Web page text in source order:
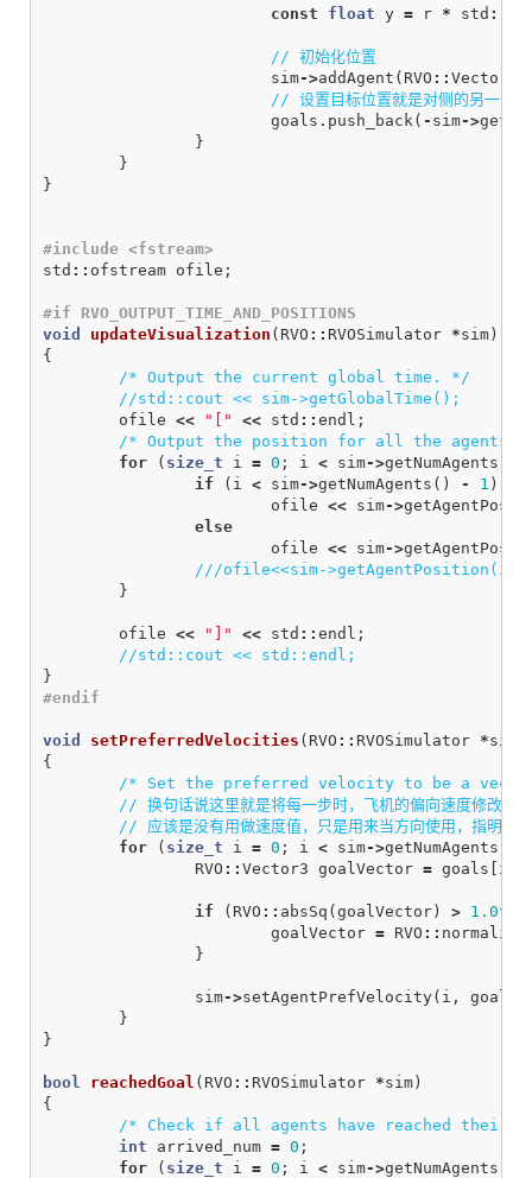
const
float y = r * std ::
// 初始化位置
sim->addAgent ( RVO :: Vector3
// 设置目标位置就是对侧的另一个
goals . push_back( - sim->
}
}
}
std :: ofstream ofile ;
void
updateVisualization ( RVO :: RVOSimulator *sim )
{
/* Output the current global time. */
//std::cout << sim->getGlobalTime();
ofile << "[" << std :: endl ;
/* Output the position for all the agents.
for
( size_t i = 0 ; i < sim->getNumAgents
if
( i < sim->getNumAgents () - 1 )
ofile << sim->
else
ofile << sim->
///ofile<<sim->getAgentPosition(i);
}
ofile << "]" << std :: endl ;
//std::cout << std::endl;
}
void setPreferredVelocities ( RVO :: RVOSimulator *sim
{
/* Set the preferred velocity to be a
// 换句话说这里就是将每一步时，飞机的偏向速度修改成
// 应该是没有用做速度值，只是用来当方向使用，指明运
for
( size_t i = 0 ; i < sim->getNumAgents
RVO :: Vector3 goalVector = goals i
if ( RVO :: absSq ( goalVector ) > 1.0f
goalVector = RVO :: normalize
}
sim->setAgentPrefVelocity( i ,
}
}
bool reachedGoal ( RVO :: RVOSimulator *sim )
{
/* Check if all agents have reached their
int
arrived_num = 0 ;
for
( size_t i = 0 ; i < sim->getNumAgents